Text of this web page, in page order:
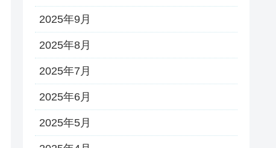
2025年9月
2025年8月
2025年7月
2025年6月
2025年5月